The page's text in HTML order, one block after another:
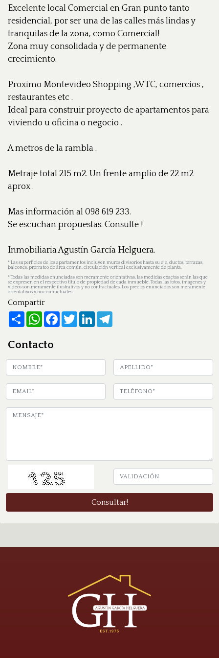
Excelente local Comercial en Gran punto tanto
residencial, por ser una de las calles más lindas y
tranquilas de la zona, como Comercial!
Zona muy consolidada y de permanente
crecimiento.
Proximo Montevideo Shopping ,WTC, comercios ,
restaurantes etc .
Ideal para construir proyecto de apartamentos para
viviendo u oficina o negocio .
A metros de la rambla .
Metraje total 215 m2. Un frente amplio de 22 m2
aprox .
Mas información al 098 619 233.
Se escuchan propuestas. Consulte !
Inmobiliaria Agustín García Helguera.
* Las superficies de los apartamentos incluyen muros divisorios hasta su eje, ductos, terrazas,
balcones, prorrateo de área común, circulación vertical exclusivamente de planta.
*Todas las medidas enunciadas son meramente orientativas, las medidas exactas serán las que
se expresen en el respectivo título de propiedad de cada inmueble. Todas las fotos, imagenes y
videos son meramente ilustrativos y no contractuales. Los precios enunciados son meramente
orientativos y no contractuales.
Compartir
ShareWhatsApp
Facebook
TwitterLinkedIn
Contacto